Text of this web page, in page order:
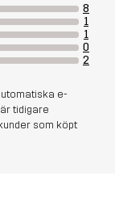
8
1
1
0
2
e-
tidigare
som köpt